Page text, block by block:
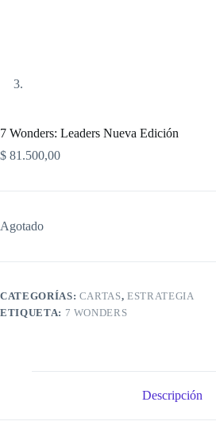
7 Wonders: Leaders Nueva Edición
$ 81.500,00
Agotado
CATEGORÍAS: CARTAS,ESTRATEGIA
ETIQUETA: 7 WONDERS
Descripción